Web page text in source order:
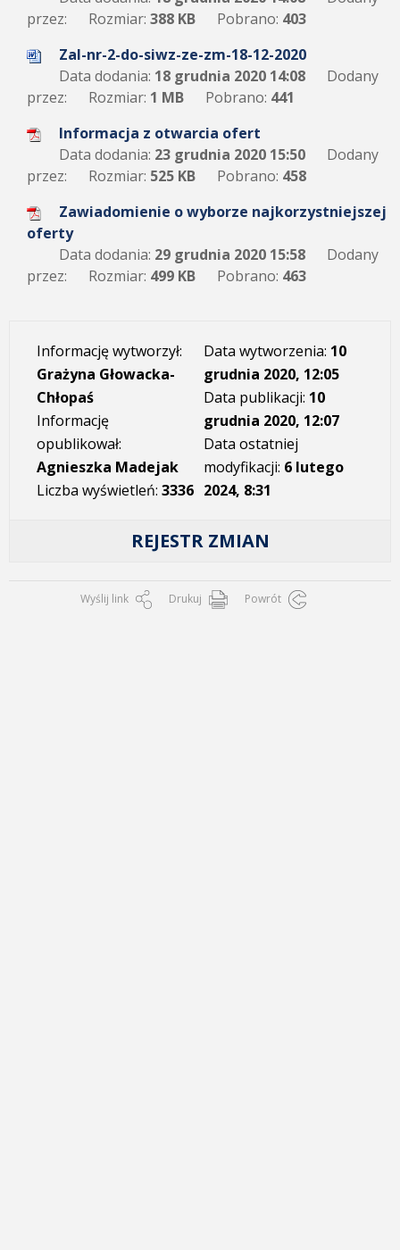
przez:
Rozmiar: 388 KB Pobrano: 403
Zal-nr-2-do-siwz-ze-zm-18-12-2020
Data dodania: 18 grudnia 2020 14:08
Dodany
przez:
Rozmiar: 1 MB Pobrano: 441
Informacja z otwarcia ofert
Data dodania: 23 grudnia 2020 15:50
Dodany
przez:
Rozmiar: 525 KB Pobrano: 458
Zawiadomienie o wyborze najkorzystniejszej
oferty
Data dodania: 29 grudnia 2020 15:58
Dodany
przez:
Rozmiar: 499 KB Pobrano: 463
Informację wytworzył:
Grażyna Głowacka-
Chłopaś
Informację
opublikował:
Agnieszka Madejak
Liczba wyświetleń: 3336
Data wytworzenia: 10
grudnia 2020, 12:05
Data publikacji: 10
grudnia 2020, 12:07
Data ostatniej
modyfikacji: 6 lutego
2024, 8:31
REJESTR ZMIAN
Wyślij link Drukuj Powrót